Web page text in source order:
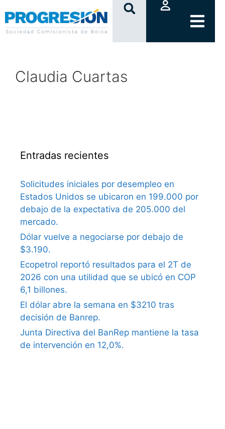
clic
Claudia Cuartas
Entradas recientes
Solicitudes iniciales por desempleo en
Estados Unidos se ubicaron en 199.000 por
debajo de la expectativa de 205.000 del
mercado.
Dólar vuelve a negociarse por debajo de
$3.190.
Ecopetrol reportó resultados para el 2T de
2026 con una utilidad que se ubicó en COP
6,1 billones.
El dólar abre la semana en $3210 tras
decisión de Banrep.
Junta Directiva del BanRep mantiene la tasa
de intervención en 12,0%.